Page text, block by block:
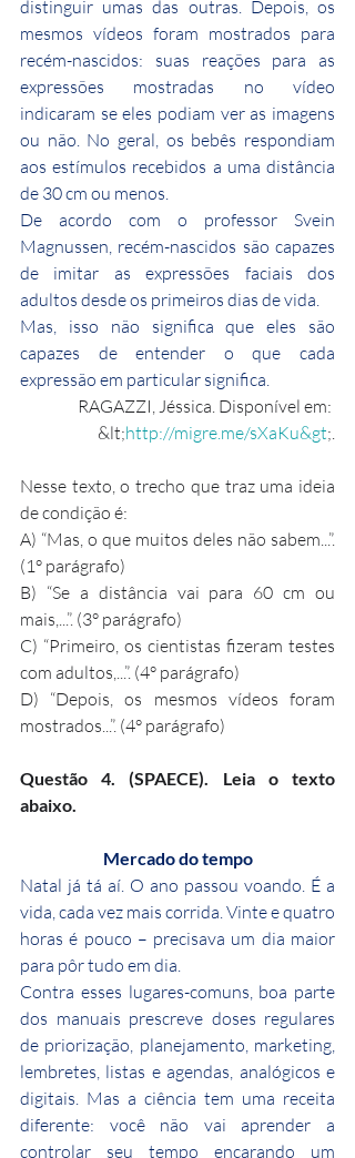
distinguir umas das outras. Depois, os
mesmos vídeos foram mostrados para
recém-nascidos: suas reações para as
expressões mostradas no vídeo
indicaram se eles podiam ver as imagens
ou não. No geral, os bebês respondiam
aos estímulos recebidos a uma distância
de 30 cm ou menos.
De acordo com o professor Svein
Magnussen, recém-nascidos são capazes
de imitar as expressões faciais dos
adultos desde os primeiros dias de vida.
Mas, isso não significa que eles são
capazes de entender o que cada
expressão em particular significa.
RAGAZZI, Jéssica. Disponível em:
&lt;http://migre.me/sXaKu&gt;.
Nesse texto, o trecho que traz uma ideia
de condição é:
A) “Mas, o que muitos deles não sabem...”.
(1° parágrafo)
B) “Se a distância vai para 60 cm ou
mais,...”. (3° parágrafo)
C) “Primeiro, os cientistas fizeram testes
com adultos,...”. (4° parágrafo)
D) “Depois, os mesmos vídeos foram
mostrados...”. (4° parágrafo)
Questão 4. (SPAECE). Leia o texto
abaixo.
Mercado do tempo
Natal já tá aí. O ano passou voando. É a
vida, cada vez mais corrida. Vinte e quatro
horas é pouco – precisava um dia maior
para pôr tudo em dia.
Contra esses lugares-comuns, boa parte
dos manuais prescreve doses regulares
de priorização, planejamento, marketing,
lembretes, listas e agendas, analógicos e
digitais. Mas a ciência tem uma receita
diferente: você não vai aprender a
controlar seu tempo encarando um